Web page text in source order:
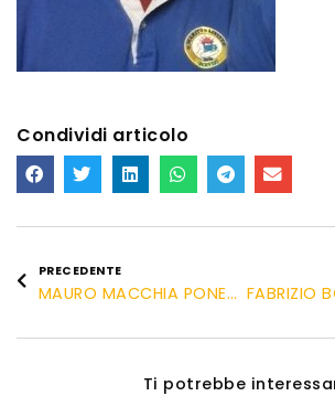
Condividi articolo
PRECEDENTE
MAURO MACCHIA PONENTE LIGURE E IL SUO LIBRO!
Ti potrebbe